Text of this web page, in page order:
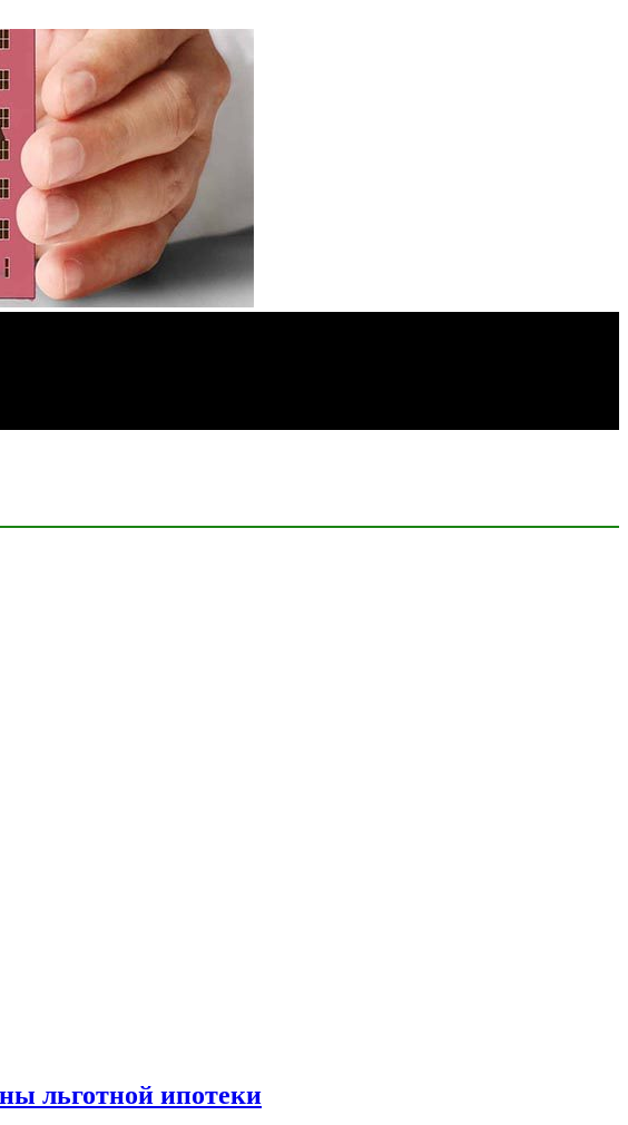
льготной ипотеки